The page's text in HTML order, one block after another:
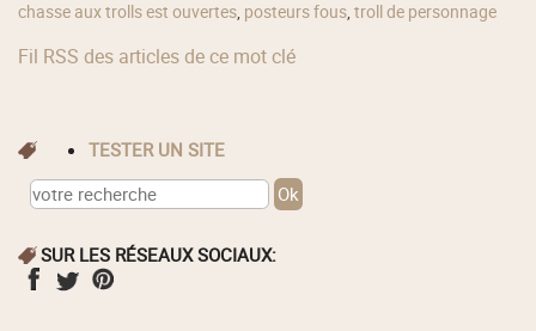
chasse aux trolls est ouvertes, posteurs fous,troll de personnage
Fil RSS des articles de ce mot clé
TESTER UN SITE
SUR LES RÉSEAUX SOCIAUX: